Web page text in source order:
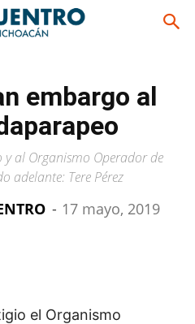
embargo al
al Organismo Operador de
adelante: Tere Pérez
- 17 mayo, 2019
el Organismo